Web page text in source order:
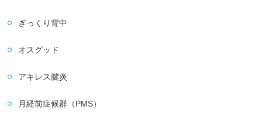
ぎっくり背中
オスグッド
アキレス腱炎
月経前症候群（PMS）